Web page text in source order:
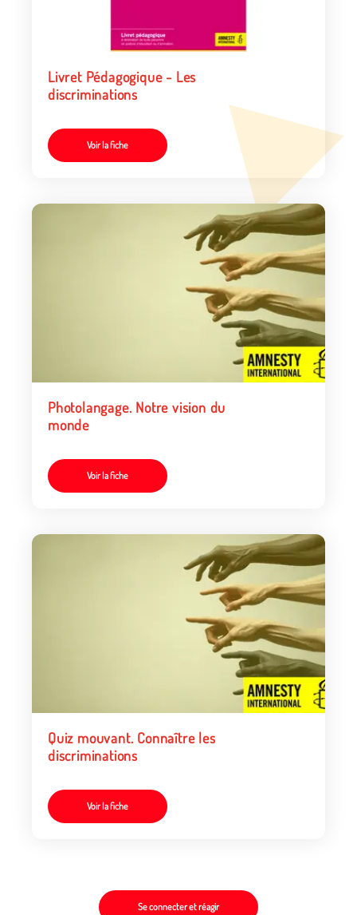
Livret Pédagogique - Les
discriminations
Voir la fiche
Photolangage. Notre vision du
monde
Voir la fiche
Quiz mouvant. Connaître les
discriminations
Voir la fiche
Se connecter et réagir